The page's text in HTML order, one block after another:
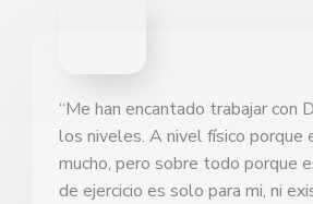
“Me han encantado trabajar con
los niveles. A nivel físico porque
mucho, pero sobre todo porque
de ejercicio es solo para mi, ni